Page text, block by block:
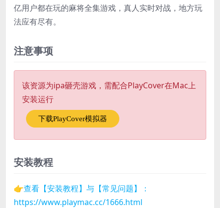
亿用户都在玩的麻将全集游戏，真人实时对战，地方玩
法应有尽有。
注意事项
该资源为ipa砸壳游戏，需配合PlayCover在Mac上
安装运行
下载PlayCover模拟器
安装教程
👉查看【安装教程】与【常见问题】：
https://www.playmac.cc/1666.html